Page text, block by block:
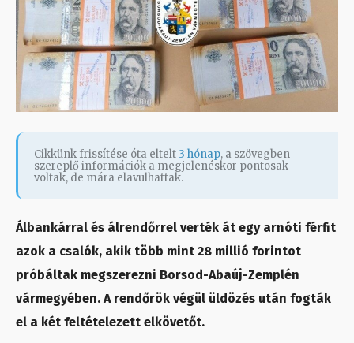
Cikkünk frissítése óta eltelt 3 hónap, a szövegben
szereplő információk a megjelenéskor pontosak
voltak, de mára elavulhattak.
Álbankárral és álrendőrrel verték át egy arnóti férfit
azok a csalók, akik több mint 28 millió forintot
próbáltak megszerezni Borsod-Abaúj-Zemplén
vármegyében. A rendőrök végül üldözés után fogták
el a két feltételezett elkövetőt.